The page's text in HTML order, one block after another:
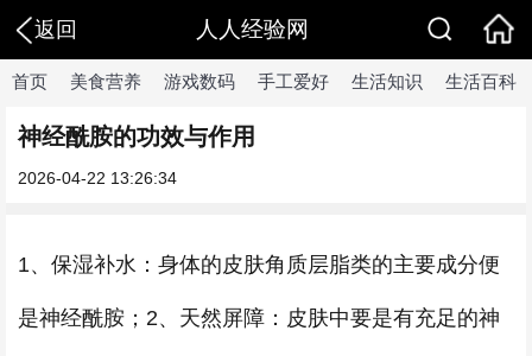
返回 人人经验网
首页 美食营养 游戏数码 手工爱好 生活知识 生活百科
神经酰胺的功效与作用
2026-04-22 13:26:34
1、保湿补水：身体的皮肤角质层脂类的主要成分便
是神经酰胺；2、天然屏障：皮肤中要是有充足的神